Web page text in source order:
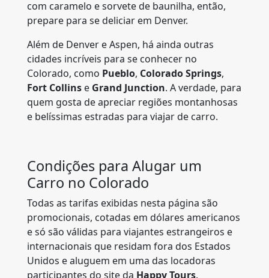
com caramelo e sorvete de baunilha, então,
prepare para se deliciar em Denver.
Além de Denver e Aspen, há ainda outras
cidades incríveis para se conhecer no
Colorado, como Pueblo, Colorado Springs,
Fort Collins e Grand Junction. A verdade, para
quem gosta de apreciar regiões montanhosas
e belíssimas estradas para viajar de carro.
Condições para Alugar um
Carro no Colorado
Todas as tarifas exibidas nesta página são
promocionais, cotadas em dólares americanos
e só são válidas para viajantes estrangeiros e
internacionais que residam fora dos Estados
Unidos e aluguem em uma das locadoras
participantes do site da Happy Tours.